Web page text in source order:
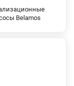
Belamos